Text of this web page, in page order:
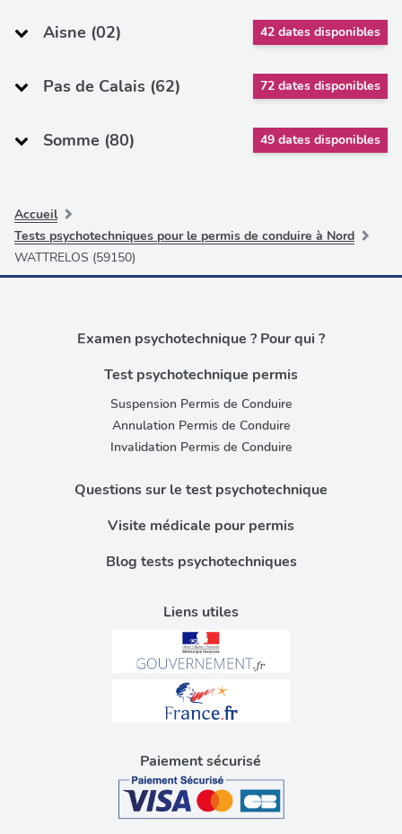
Aisne (02) 42 dates disponibles
Pas de Calais (62) 72 dates disponibles
Somme (80) 49 dates disponibles
Accueil
Tests psychotechniques pour le permis de conduire à Nord
WATTRELOS (59150)
Liens utiles
Examen psychotechnique ? Pour qui ?
Test psychotechnique permis
Suspension Permis de Conduire
Annulation Permis de Conduire
Invalidation Permis de Conduire
Questions sur le test psychotechnique
Visite médicale pour permis
Blog tests psychotechniques
Paiement sécurisé